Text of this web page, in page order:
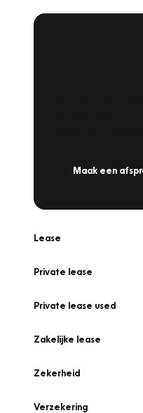
Maak een
Lease
Private lease
Private lease used
Zakelijke lease
Zekerheid
Verzekering